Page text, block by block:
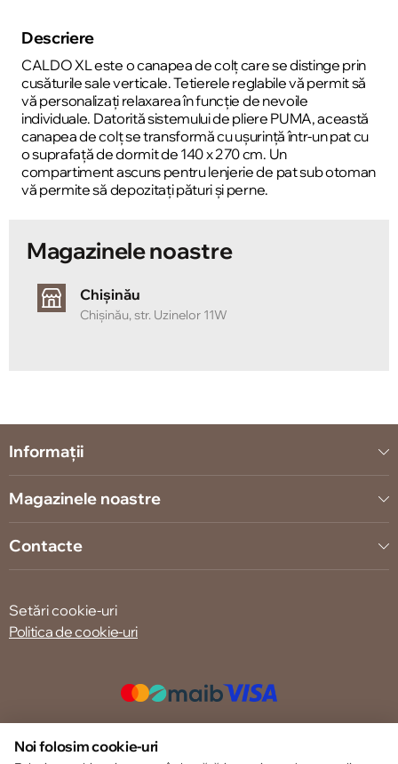
Descriere
CALDO XL este o canapea de colț care se distinge prin
cusăturile sale verticale. Tetierele reglabile vă permit să
vă personalizați relaxarea în funcție de nevoile
individuale. Datorită sistemului de pliere PUMA, această
canapea de colț se transformă cu ușurință într-un pat cu
o suprafață de dormit de 140 x 270 cm. Un
compartiment ascuns pentru lenjerie de pat sub otoman
vă permite să depozitați pături și perne.
Magazinele noastre
Chișinău
Chișinău, str. Uzinelor 11W
Informații
Magazinele noastre
Contacte
Setări cookie-uri
Politica de cookie-uri
© 2013 – 2026 ECOM
Noi folosim cookie-uri